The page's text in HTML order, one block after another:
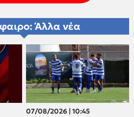
Άλλα νέα
07/08/2026 | 10:45